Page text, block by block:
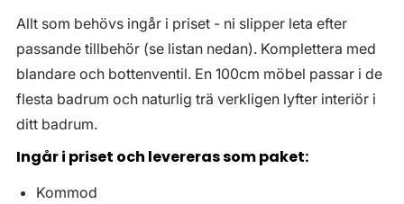
Allt som behövs ingår i priset - ni slipper leta efter
passande tillbehör (se listan nedan). Komplettera med
blandare och bottenventil. En 100cm möbel passar i de
flesta badrum och naturlig trä verkligen lyfter interiör i
ditt badrum.
Ingår i priset och levereras som paket:
Kommod